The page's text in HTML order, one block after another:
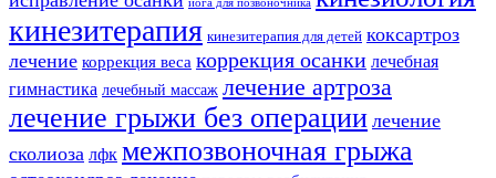
йога для позвоночника
кинезитерапия кинезитерапия для детей коксартроз
лечение коррекция веса коррекция осанки лечебная
гимнастика лечебный массаж лечение артроза
лечение грыжи без операции лечение
сколиоза лфк межпозвоночная грыжа